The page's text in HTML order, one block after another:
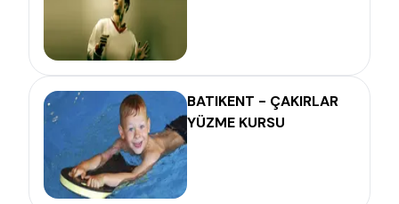
BATIKENT - ÇAKIRLAR
YÜZME KURSU